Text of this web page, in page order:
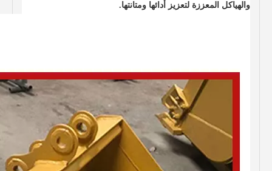
والهياكل المعززة لتعزيز أدائها ومتانتها.